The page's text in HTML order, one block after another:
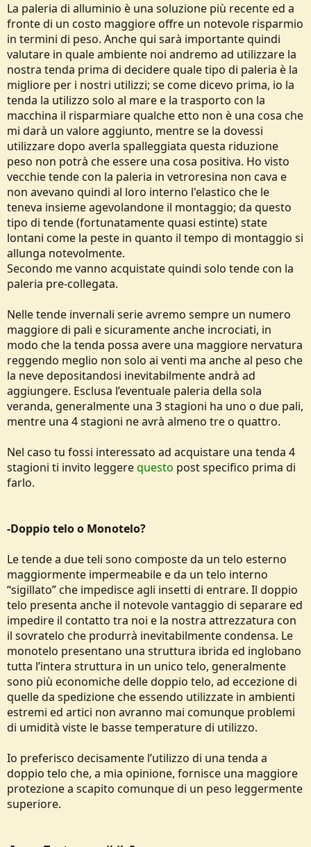
La paleria di alluminio è una soluzione più recente ed a
fronte di un costo maggiore offre un notevole risparmio
in termini di peso. Anche qui sarà importante quindi
valutare in quale ambiente noi andremo ad utilizzare la
nostra tenda prima di decidere quale tipo di paleria è la
migliore per i nostri utilizzi; se come dicevo prima, io la
tenda la utilizzo solo al mare e la trasporto con la
macchina il risparmiare qualche etto non è una cosa che
mi darà un valore aggiunto, mentre se la dovessi
utilizzare dopo averla spalleggiata questa riduzione
peso non potrà che essere una cosa positiva. Ho visto
vecchie tende con la paleria in vetroresina non cava e
non avevano quindi al loro interno l'elastico che le
teneva insieme agevolandone il montaggio; da questo
tipo di tende (fortunatamente quasi estinte) state
lontani come la peste in quanto il tempo di montaggio si
allunga notevolmente.
Secondo me vanno acquistate quindi solo tende con la
paleria pre-collegata.
Nelle tende invernali serie avremo sempre un numero
maggiore di pali e sicuramente anche incrociati, in
modo che la tenda possa avere una maggiore nervatura
reggendo meglio non solo ai venti ma anche al peso che
la neve depositandosi inevitabilmente andrà ad
aggiungere. Esclusa l’eventuale paleria della sola
veranda, generalmente una 3 stagioni ha uno o due pali,
mentre una 4 stagioni ne avrà almeno tre o quattro.
Nel caso tu fossi interessato ad acquistare una tenda 4
stagioni ti invito leggerequesto post specifico prima di
farlo.
-Doppio telo o Monotelo?
Le tende a due teli sono composte da un telo esterno
maggiormente impermeabile e da un telo interno
“sigillato” che impedisce agli insetti di entrare. Il doppio
telo presenta anche il notevole vantaggio di separare ed
impedire il contatto tra noi e la nostra attrezzatura con
il sovratelo che produrrà inevitabilmente condensa. Le
monotelo presentano una struttura ibrida ed inglobano
tutta l’intera struttura in un unico telo, generalmente
sono più economiche delle doppio telo, ad eccezione di
quelle da spedizione che essendo utilizzate in ambienti
estremi ed artici non avranno mai comunque problemi
di umidità viste le basse temperature di utilizzo.
Io preferisco decisamente l’utilizzo di una tenda a
doppio telo che, a mia opinione, fornisce una maggiore
protezione a scapito comunque di un peso leggermente
superiore.